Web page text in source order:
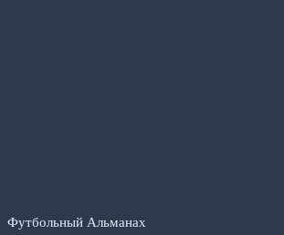
Футбольный Альманах